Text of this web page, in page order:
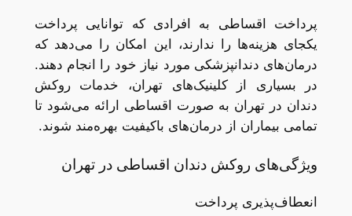
پرداخت اقساطی به افرادی که توانایی پرداخت
یکجای هزینه‌ها را ندارند، این امکان را می‌دهد که
درمان‌های دندانپزشکی مورد نیاز خود را انجام دهند.
در بسیاری از کلینیک‌های تهران، خدمات روکش
دندان در تهران به صورت اقساطی ارائه می‌شود تا
تمامی بیماران از درمان‌های باکیفیت بهره‌مند شوند.
ویژگی‌های روکش دندان اقساطی در تهران
انعطاف‌پذیری پرداخت